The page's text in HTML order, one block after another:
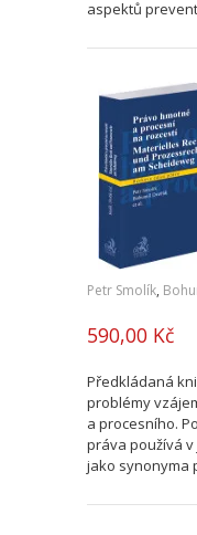
aspektů
Petr Smolík,
590,00 Kč
Předkládaná
problémy
a procesního.
práva používá
jako synonyma